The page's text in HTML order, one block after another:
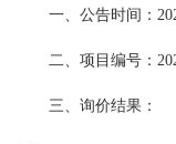
一、公告时间：
二、项目编号：
三、询价结果：